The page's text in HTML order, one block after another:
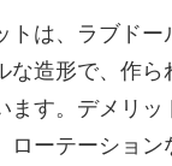
トは、ラブド
な造形で、作
ます。デメリ
ローテーショ